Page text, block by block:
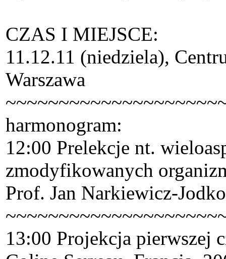
CZAS I MIEJSCE:
11.12.11 (niedziela),
Warszawa
harmonogram:
12:00 Prelekcje nt.
zmodyfikowanych
Prof. Jan Narkiewicz-
13:00 Projekcja pierwszej